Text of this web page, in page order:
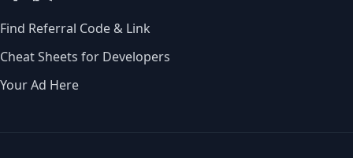
Find Referral Code & Link
Cheat Sheets for Developers
Your Ad Here